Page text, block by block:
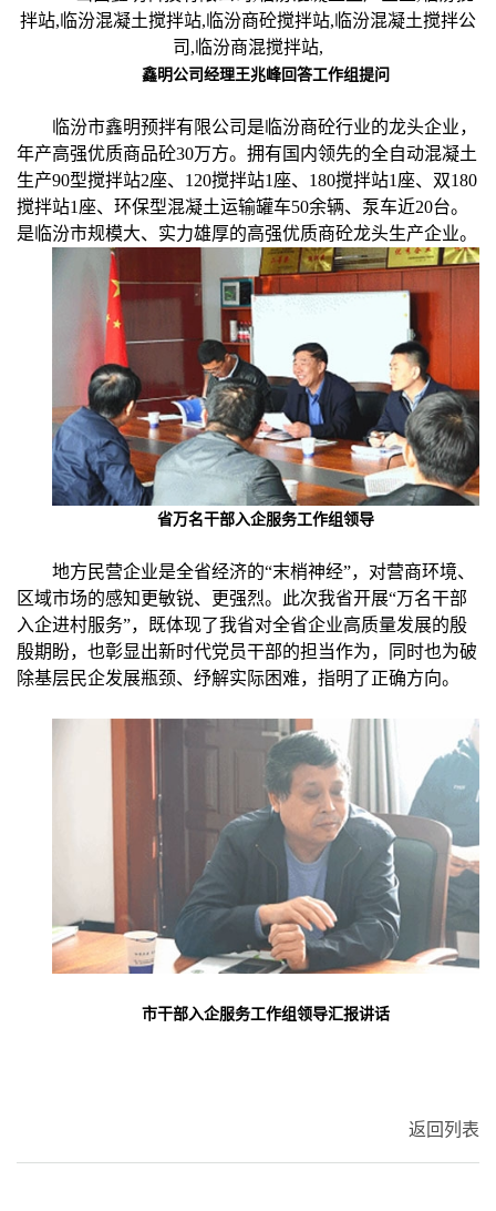
鑫明公司经理王兆峰回答工作组提问
临汾市鑫明预拌有限公司是临汾商砼行业的龙头企业，
年产高强优质商品砼30万方。拥有国内领先的全自动混凝土
生产90型搅拌站2座、120搅拌站1座、180搅拌站1座、双180
搅拌站1座、环保型混凝土运输罐车50余辆、泵车近20台。
是临汾市规模大、实力雄厚的高强优质商砼龙头生产企业。
省万名干部入企服务工作组领导
地方民营企业是全省经济的“末梢神经”，对营商环境、
区域市场的感知更敏锐、更强烈。此次我省开展“万名干部
入企进村服务”，既体现了我省对全省企业高质量发展的殷
殷期盼，也彰显出新时代党员干部的担当作为，同时也为破
除基层民企发展瓶颈、纾解实际困难，指明了正确方向。
市干部入企服务工作组领导汇报讲话
返回列表